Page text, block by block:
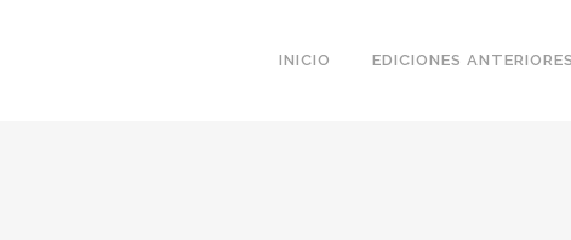
INICIO EDICIONES ANTERIORES